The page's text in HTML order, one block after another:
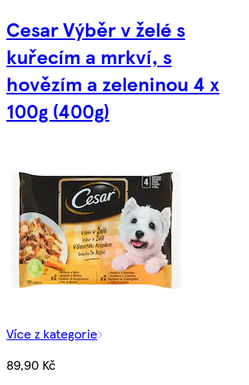
Cesar Výběr v želé s
kuřecím a mrkví, s
hovězím a zeleninou 4 x
100g (400g)
Více z kategorie
89,90 Kč